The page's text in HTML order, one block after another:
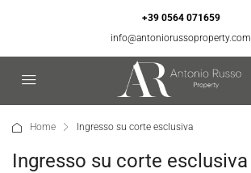
+39 0564 071659
info@antoniorussoproperty.com
Home Ingresso su corte esclusiva
Ingresso su corte esclusiva